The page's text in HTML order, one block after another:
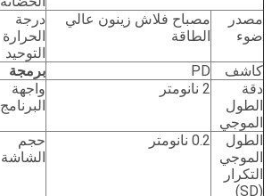
مصدر
ضوء
مصباح فلاش زينون عالي
الطاقة
درجة
الحرارة
التوحيد
كاشف PD
برمجة
دقة
الطول
الموجي
2 نانومتر
واجهة
البرنامج
الطول
الموجي
التكرار
(SD)
0.2 نانومتر
حجم
الشاشة